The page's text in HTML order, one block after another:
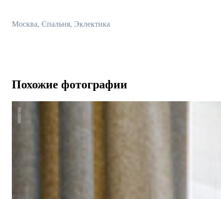
Москва, Спальня, Эклектика
Похожие фотографии
Стильная квартира в ЖК Медный 3.14